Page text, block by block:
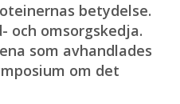
betydelse.
och omsorgskedja.
som avhandlades
om det